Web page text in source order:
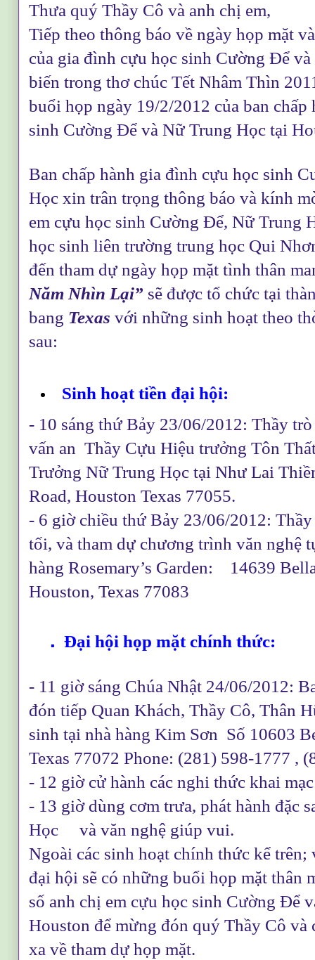
Thưa quý Thầy Cô và anh chị em,
Tiếp theo thông báo về ngày họp mặt
của gia đình cựu học sinh Cường Để
biến trong thơ chúc Tết Nhâm Thìn
buổi họp ngày 19/2/2012 của ban
sinh Cường Để và Nữ Trung Học tại
Ban chấp hành gia đình cựu học sinh
Học xin trân trọng thông báo và kính
em cựu học sinh Cường Để, Nữ Trung
học sinh liên trường trung học Qui
đến tham dự ngày họp mặt tình thân
Năm Nhìn Lại” sẽ được tổ chức tại
bang Texas với những sinh hoạt theo
sau:
Sinh hoạt tiền đại hội:
- 10 sáng thứ Bảy 23/06/2012: Thầy
vấn an Thầy Cựu Hiệu trưởng Tôn
Trưởng Nữ Trung Học tại Như Lai
Road, Houston Texas 77055.
- 6 giờ chiều thứ Bảy 23/06/2012:
tối, và tham dự chương trình văn nghệ
hàng Rosemary’s Garden: 14639
Houston, Texas 77083
. Đại hội họp mặt chính thức:
- 11 giờ sáng Chúa Nhật 24/06/2012:
đón tiếp Quan Khách, Thầy Cô, Thân
sinh tại nhà hàng Kim Sơn Số 10603
Texas 77072 Phone: (281) 598-1777 ,
- 12 giờ cử hành các nghi thức khai
- 13 giờ dùng cơm trưa, phát hành đặc
Học và văn nghệ giúp vui.
Ngoài các sinh hoạt chính thức kể trên;
đại hội sẽ có những buổi họp mặt thân
số anh chị em cựu học sinh Cường Để
Houston để mừng đón quý Thầy Cô và
xa về tham dự họp mặt.